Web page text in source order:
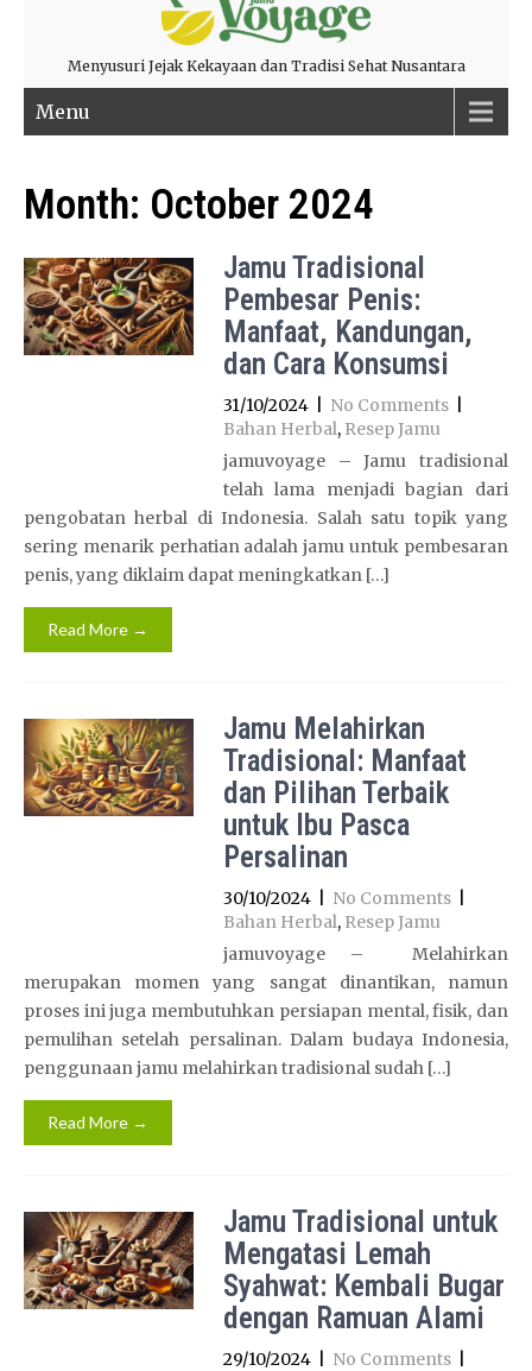
Menyusuri Jejak Kekayaan dan Tradisi Sehat Nusantara
Menu
Month: October 2024
Jamu Tradisional
Pembesar Penis:
Manfaat, Kandungan,
dan Cara Konsumsi
31/10/2024 No Comments
Bahan Herbal, Resep Jamu
jamuvoyage – Jamu tradisional
telah lama menjadi bagian dari
pengobatan herbal di Indonesia. Salah satu topik yang
sering menarik perhatian adalah jamu untuk pembesaran
penis, yang diklaim dapat meningkatkan […]
Read More →
Jamu Melahirkan
Tradisional: Manfaat
dan Pilihan Terbaik
untuk Ibu Pasca
Persalinan
30/10/2024 No Comments
Bahan Herbal, Resep Jamu
jamuvoyage – Melahirkan
merupakan momen yang sangat dinantikan, namun
proses ini juga membutuhkan persiapan mental, fisik, dan
pemulihan setelah persalinan. Dalam budaya Indonesia,
penggunaan jamu melahirkan tradisional sudah […]
Read More →
Jamu Tradisional untuk
Mengatasi Lemah
Syahwat: Kembali Bugar
dengan Ramuan Alami
29/10/2024 No Comments